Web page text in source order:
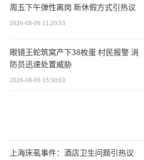
周五下午弹性离岗 新休假方式引热议
2026-08-06 11:20:53
眼镜王蛇筑窝产下38枚蛋 村民报警 消
防员迅速处置威胁
2026-08-06 15:30:03
上海床虱事件：酒店卫生问题引热议